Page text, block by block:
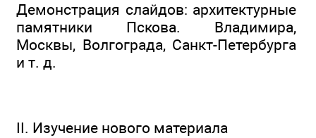
Демонстрация слайдов: архитектурные
памятники Пскова. Владимира,
Москвы, Волгограда, Санкт-Петербурга
и т. д.
II. Изучение нового материала